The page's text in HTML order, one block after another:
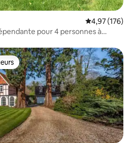
Évaluation
4,97 (176)
pour 4 personnes à